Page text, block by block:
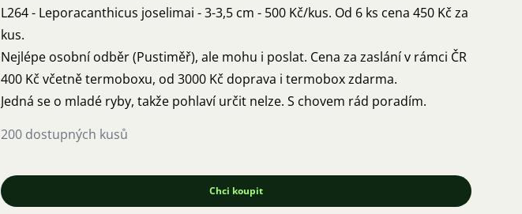
L264 - Leporacanthicus joselimai - 3-3,5 cm - 500 Kč/kus. Od 6 ks cena 450 Kč za
kus.
Nejlépe osobní odběr (Pustiměř), ale mohu i poslat. Cena za zaslání v rámci ČR
400 Kč včetně termoboxu, od 3000 Kč doprava i termobox zdarma.
Jedná se o mladé ryby, takže pohlaví určit nelze. S chovem rád poradím.
200 dostupných kusů
Chci koupit